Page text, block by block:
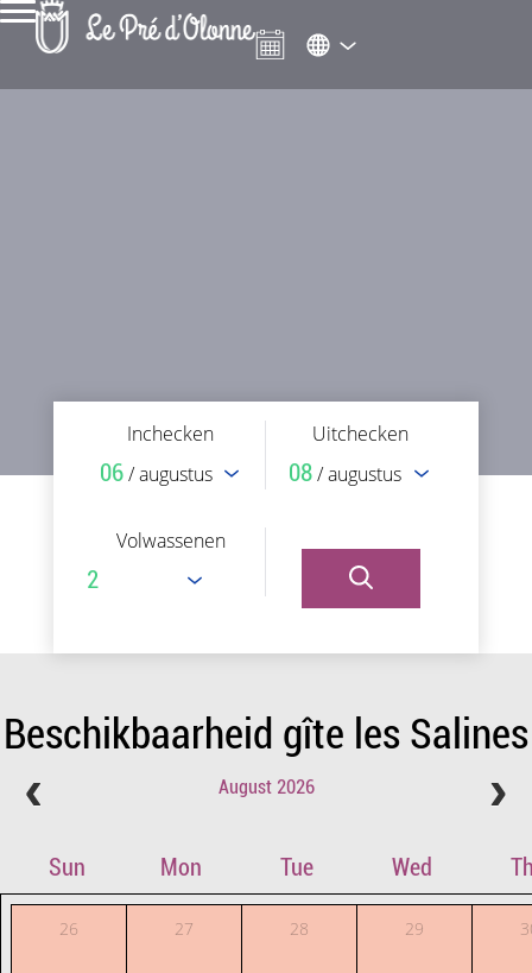
Inchecken
06 / augustus
Uitchecken
08/ augustus
Volwassenen
Beschikbaarheid gîte les Salines
August 2026
Sun Mon Tue Wed
26 27 28 29